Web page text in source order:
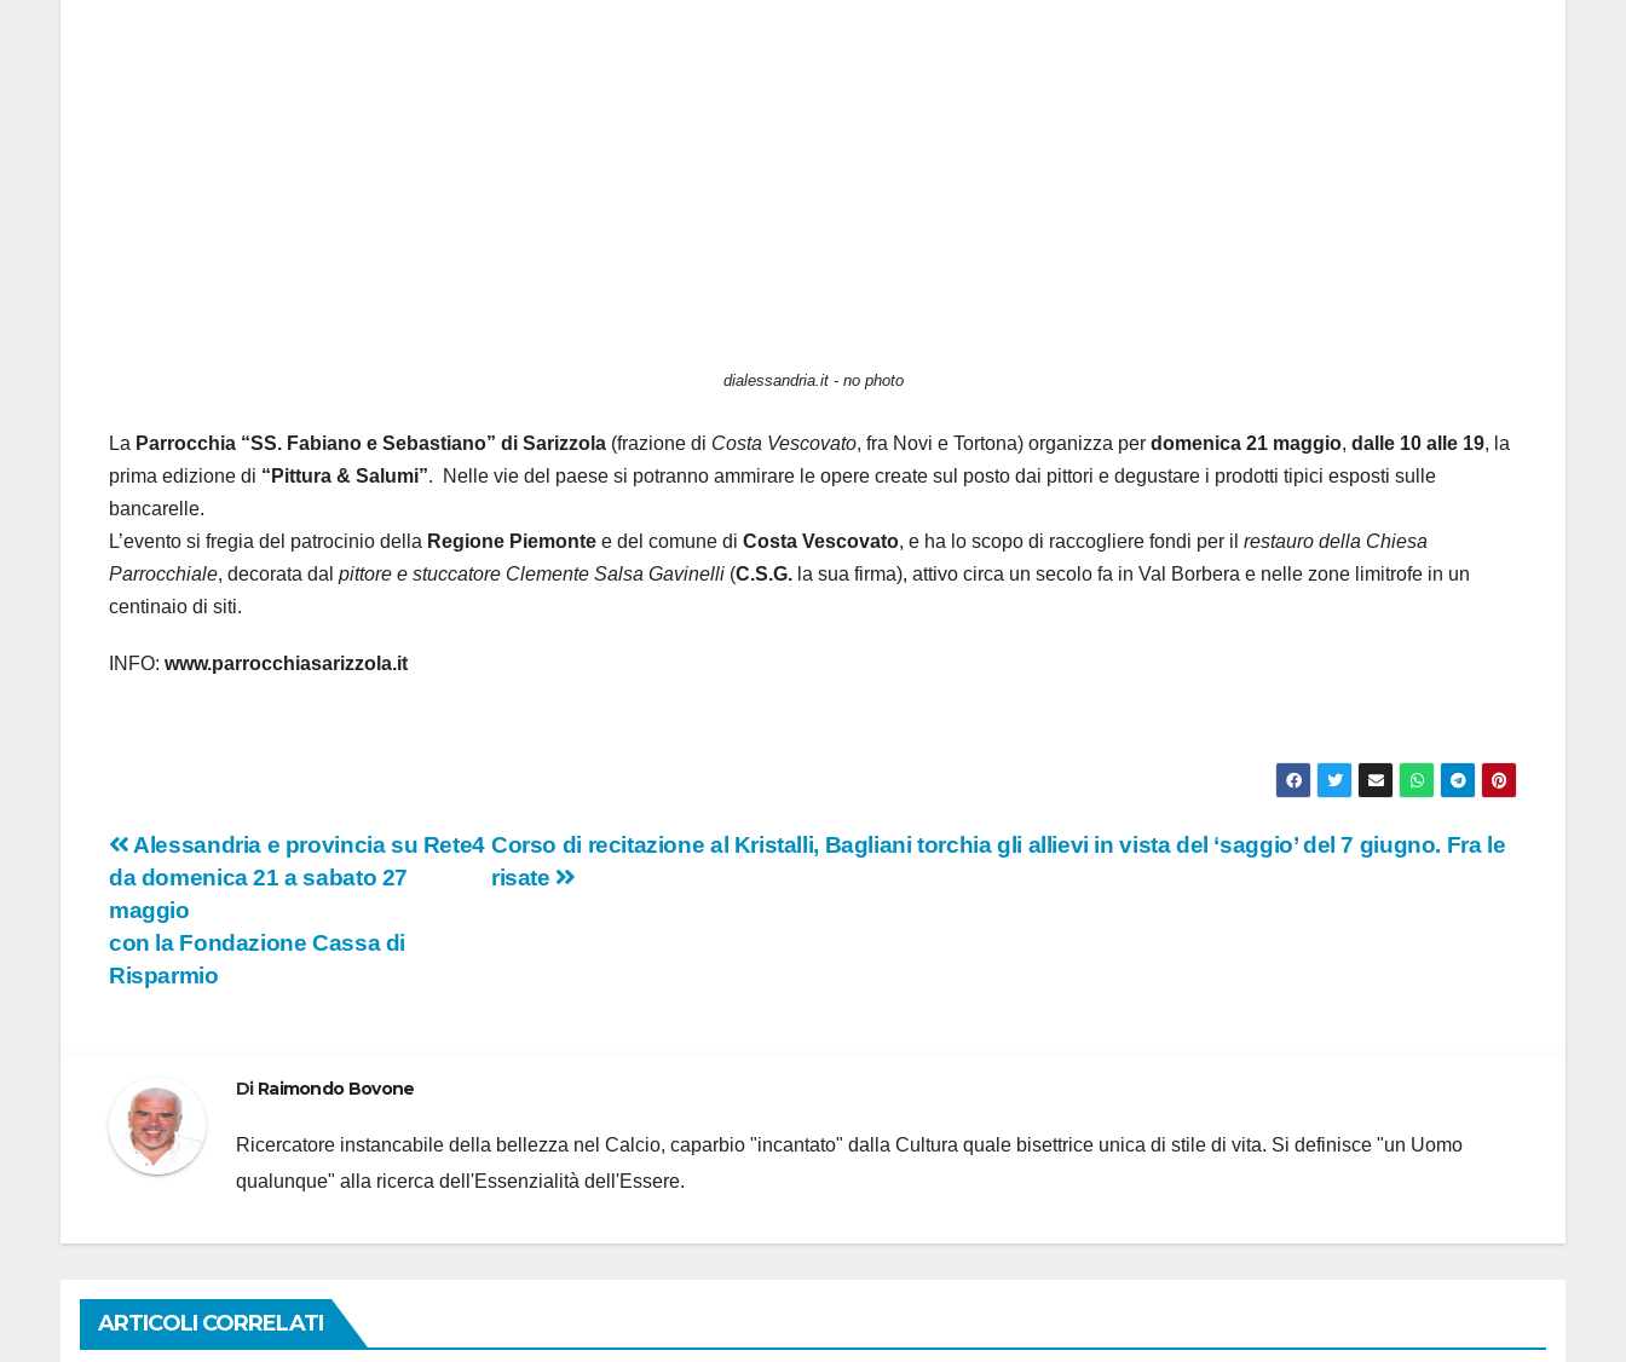
dialessandria.it - no photo
La Parrocchia “SS. Fabiano e Sebastiano” di Sarizzola (frazione di Costa Vescovato, fra Novi e Tortona) organizza per domenica 21 maggio, dalle 10 alle 19, la
prima edizione di “Pittura & Salumi”. Nelle vie del paese si potranno ammirare le opere create sul posto dai pittori e degustare i prodotti tipici esposti sulle
bancarelle.
L’evento si fregia del patrocinio della Regione Piemonte e del comune di Costa Vescovato, e ha lo scopo di raccogliere fondi per il restauro della Chiesa
Parrocchiale, decorata dal pittore e stuccatore Clemente Salsa Gavinelli (C.S.G. la sua firma), attivo circa un secolo fa in Val Borbera e nelle zone limitrofe in un
centinaio di siti.
INFO: www.parrocchiasarizzola.it
Navigazione
articoli
Corso di recitazione al Kristalli, Bagliani torchia gli allievi in vista del ‘saggio’ del 7 giugno. Fra le
risate
Alessandria e provincia su Rete4
da domenica 21 a sabato 27
maggio
con la Fondazione Cassa di
Risparmio
Di Raimondo Bovone
Ricercatore instancabile della bellezza nel Calcio, caparbio "incantato" dalla Cultura quale bisettrice unica di stile di vita. Si definisce "un Uomo
qualunque" alla ricerca dell'Essenzialità dell'Essere.
ARTICOLI CORRELATI